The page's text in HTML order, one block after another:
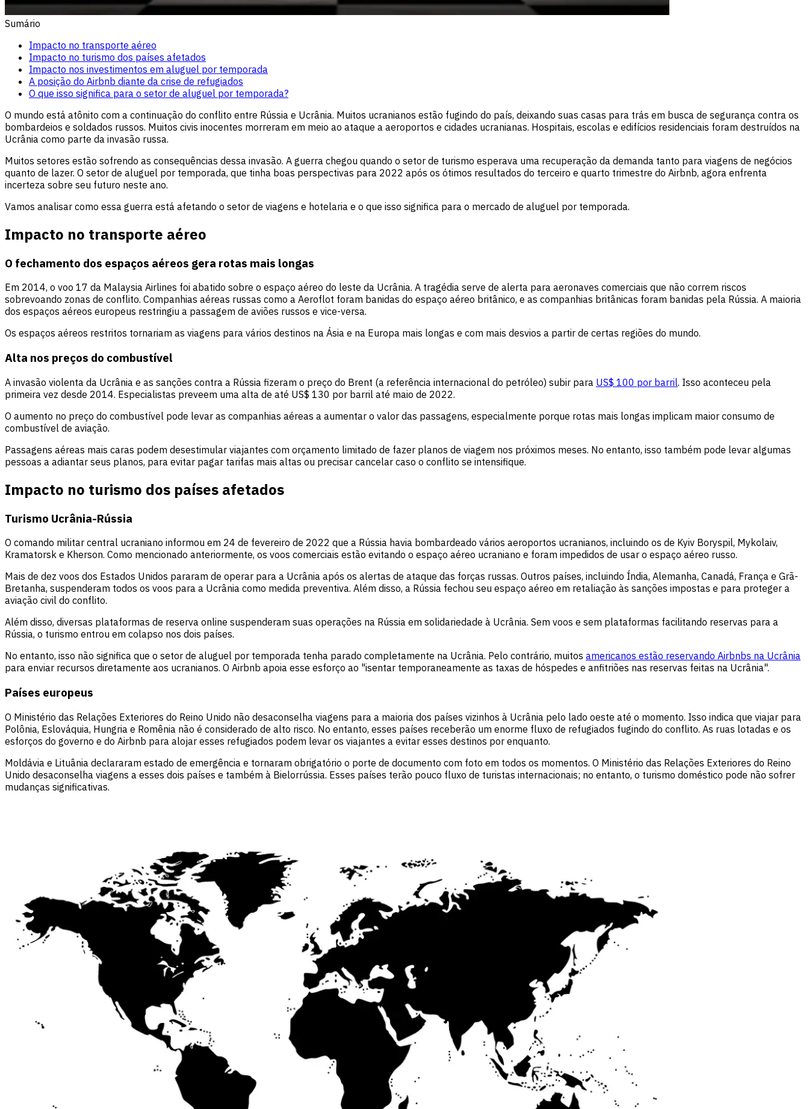
Sumário
Impacto no transporte aéreo
Impacto no turismo dos países afetados
Impacto nos investimentos em aluguel por temporada
A posição do Airbnb diante da crise de refugiados
O que isso significa para o setor de aluguel por temporada?
O mundo está atônito com a continuação do conflito entre Rússia e Ucrânia. Muitos ucranianos estão fugindo do país, deixando suas casas para trás em busca de segurança contra os
bombardeios e soldados russos. Muitos civis inocentes morreram em meio ao ataque a aeroportos e cidades ucranianas. Hospitais, escolas e edifícios residenciais foram destruídos na
Ucrânia como parte da invasão russa.
Muitos setores estão sofrendo as consequências dessa invasão. A guerra chegou quando o setor de turismo esperava uma recuperação da demanda tanto para viagens de negócios
quanto de lazer. O setor de aluguel por temporada, que tinha boas perspectivas para 2022 após os ótimos resultados do terceiro e quarto trimestre do Airbnb, agora enfrenta
incerteza sobre seu futuro neste ano.
Vamos analisar como essa guerra está afetando o setor de viagens e hotelaria e o que isso significa para o mercado de aluguel por temporada.
Impacto no transporte aéreo
O fechamento dos espaços aéreos gera rotas mais longas
Em 2014, o voo 17 da Malaysia Airlines foi abatido sobre o espaço aéreo do leste da Ucrânia. A tragédia serve de alerta para aeronaves comerciais que não correm riscos
sobrevoando zonas de conflito. Companhias aéreas russas como a Aeroflot foram banidas do espaço aéreo britânico, e as companhias britânicas foram banidas pela Rússia. A maioria
dos espaços aéreos europeus restringiu a passagem de aviões russos e vice-versa.
Os espaços aéreos restritos tornariam as viagens para vários destinos na Ásia e na Europa mais longas e com mais desvios a partir de certas regiões do mundo.
Alta nos preços do combustível
A invasão violenta da Ucrânia e as sanções contra a Rússia fizeram o preço do Brent (a referência internacional do petróleo) subir para US$ 100 por barril. Isso aconteceu pela
primeira vez desde 2014. Especialistas preveem uma alta de até US$ 130 por barril até maio de 2022.
O aumento no preço do combustível pode levar as companhias aéreas a aumentar o valor das passagens, especialmente porque rotas mais longas implicam maior consumo de
combustível de aviação.
Passagens aéreas mais caras podem desestimular viajantes com orçamento limitado de fazer planos de viagem nos próximos meses. No entanto, isso também pode levar algumas
pessoas a adiantar seus planos, para evitar pagar tarifas mais altas ou precisar cancelar caso o conflito se intensifique.
Impacto no turismo dos países afetados
Turismo Ucrânia-Rússia
O comando militar central ucraniano informou em 24 de fevereiro de 2022 que a Rússia havia bombardeado vários aeroportos ucranianos, incluindo os de Kyiv Boryspil, Mykolaiv,
Kramatorsk e Kherson. Como mencionado anteriormente, os voos comerciais estão evitando o espaço aéreo ucraniano e foram impedidos de usar o espaço aéreo russo.
Mais de dez voos dos Estados Unidos pararam de operar para a Ucrânia após os alertas de ataque das forças russas. Outros países, incluindo Índia, Alemanha, Canadá, França e Grã-
Bretanha, suspenderam todos os voos para a Ucrânia como medida preventiva. Além disso, a Rússia fechou seu espaço aéreo em retaliação às sanções impostas e para proteger a
aviação civil do conflito.
Além disso, diversas plataformas de reserva online suspenderam suas operações na Rússia em solidariedade à Ucrânia. Sem voos e sem plataformas facilitando reservas para a
Rússia, o turismo entrou em colapso nos dois países.
No entanto, isso não significa que o setor de aluguel por temporada tenha parado completamente na Ucrânia. Pelo contrário, muitos americanos estão reservando Airbnbs na Ucrânia
para enviar recursos diretamente aos ucranianos. O Airbnb apoia esse esforço ao "isentar temporaneamente as taxas de hóspedes e anfitriões nas reservas feitas na Ucrânia".
Países europeus
O Ministério das Relações Exteriores do Reino Unido não desaconselha viagens para a maioria dos países vizinhos à Ucrânia pelo lado oeste até o momento. Isso indica que viajar para
Polônia, Eslováquia, Hungria e Romênia não é considerado de alto risco. No entanto, esses países receberão um enorme fluxo de refugiados fugindo do conflito. As ruas lotadas e os
esforços do governo e do Airbnb para alojar esses refugiados podem levar os viajantes a evitar esses destinos por enquanto.
Moldávia e Lituânia declararam estado de emergência e tornaram obrigatório o porte de documento com foto em todos os momentos. O Ministério das Relações Exteriores do Reino
Unido desaconselha viagens a esses dois países e também à Bielorrússia. Esses países terão pouco fluxo de turistas internacionais; no entanto, o turismo doméstico pode não sofrer
mudanças significativas.